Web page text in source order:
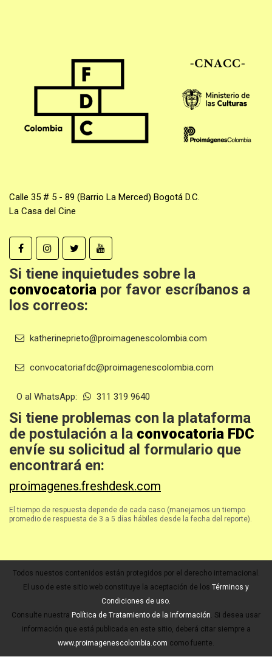
Calle 35 # 5 - 89 (Barrio La Merced) Bogotá D.C.
La Casa del Cine
Si tiene inquietudes sobre la
convocatoria por favor escríbanos a
los correos:
katherineprieto@proimagenescolombia.com
convocatoriafdc@proimagenescolombia.com
O al WhatsApp: 311 319 9640
Si tiene problemas con la plataforma
de postulación a la convocatoria FDC
envíe su solicitud al formulario que
encontrará en:
proimagenes.freshdesk.com
El tiempo de respuesta depende de cada caso (manejamos un tiempo
promedio de respuesta de 3 a 5 días hábiles desde la fecha del reporte).
Todos nuestos contenidos están protegidos por el derecho internacional.
El uso de este sitio web constituye la aceptación de los Términos y
Condiciones de uso.
Consulte nuestra Política de Tratamiento de la Información. Si desea usar
información que está publicada en este sitio, deberá citar siempre a
www.proimagenescolombia.com como fuente.